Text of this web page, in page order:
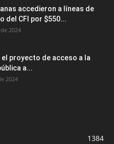
accedieron a líneas de
del CFI por $550...
2024
proyecto de acceso a la
a...
2024
1384